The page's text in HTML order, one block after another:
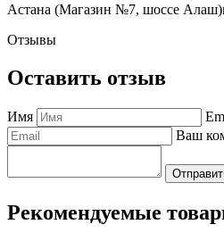
Астана (Магазин №7, шоссе Алаш)
Отзывы
Оставить отзыв
Имя
Ваш
Рекомендуемые